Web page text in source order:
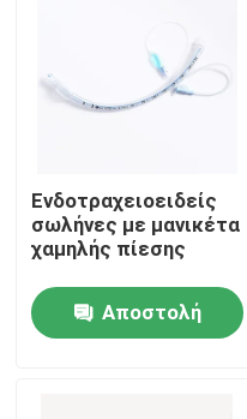
Αρχική Σελίδα
Προϊόντα
Ενδοτραχειοειδείς
σωλήνες με μανικέτα
χαμηλής πίεσης
Αποστολή